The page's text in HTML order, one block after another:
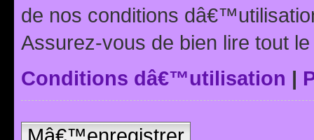
de nos conditions
Assurez-vous de bien lire tout
Conditions dâ€™utilisation |
Mâ€™enregistrer